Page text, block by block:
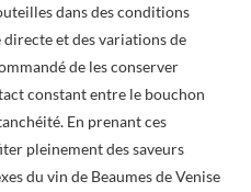
dans des conditions
et des variations de
de les conserver
constant entre le bouchon
En prenant ces
pleinement des saveurs
du vin de Beaumes de Venise